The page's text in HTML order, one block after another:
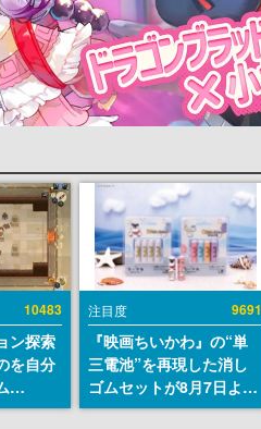
10483
ン探索
を自分
が
注目度 9691
『映画ちいかわ』の“単
三電池”を再現した消し
ゴムセットが8月7日より
発売決定。公式は「在っ